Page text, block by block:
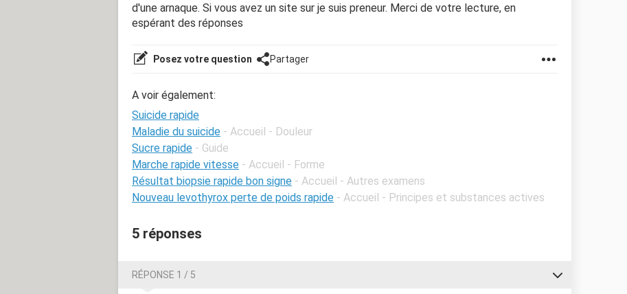
d'une arnaque. Si vous avez un site sur je suis preneur. Merci de votre lecture, en
espérant des réponses
Posez votre question Partager
A voir également:
Suicide rapide
Maladie du suicide - Accueil - Douleur
Sucre rapide - Guide
Marche rapide vitesse - Accueil - Forme
Résultat biopsie rapide bon signe - Accueil - Autres examens
Nouveau levothyrox perte de poids rapide - Accueil - Principes et substances actives
5 réponses
RÉPONSE 1 / 5